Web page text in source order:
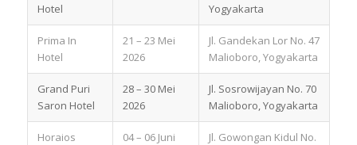
Hotel
Yogyakarta
Prima In
Hotel
21 – 23 Mei
2026
Jl. Gandekan Lor No. 47
Malioboro, Yogyakarta
Grand Puri
Saron Hotel
28 – 30 Mei
2026
Jl. Sosrowijayan No. 70
Malioboro, Yogyakarta
Horaios
04 – 06 Juni
Jl. Gowongan Kidul No.